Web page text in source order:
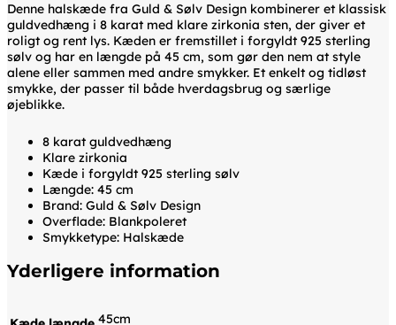
Denne halskæde fra Guld & Sølv Design kombinerer et klassisk
guldvedhæng i 8 karat med klare zirkonia sten, der giver et
roligt og rent lys. Kæden er fremstillet i forgyldt 925 sterling
sølv og har en længde på 45 cm, som gør den nem at style
alene eller sammen med andre smykker. Et enkelt og tidløst
smykke, der passer til både hverdagsbrug og særlige
øjeblikke.
8 karat guldvedhæng
Klare zirkonia
Kæde i forgyldt 925 sterling sølv
Længde: 45 cm
Brand: Guld & Sølv Design
Overflade: Blankpoleret
Smykketype: Halskæde
Yderligere information
45cm